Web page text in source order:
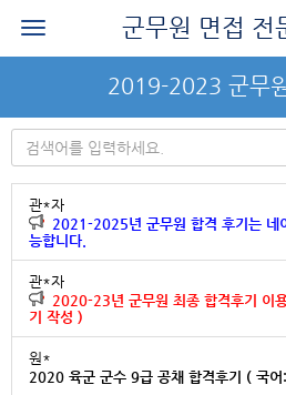
군무원 면접 전
공지사항
나의 강의실
군무원 면접 교재
군무원 면접 후기
질문과 답변
군무원 면접 신청
2019-2023 군무
관*자
2021-2025년 군무원 합격 후기는 네
능합니다.
관*자
2020-23년 군무원 최종 합격후기 이
기 작성 )
원*
2020 육군 군수 9급 공채 합격후기 ( 국